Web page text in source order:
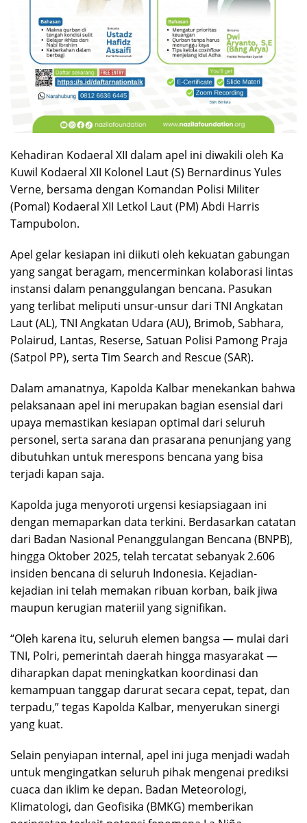
Kehadiran Kodaeral XII dalam apel ini diwakili oleh Ka
Kuwil Kodaeral XII Kolonel Laut (S) Bernardinus Yules
Verne, bersama dengan Komandan Polisi Militer
(Pomal) Kodaeral XII Letkol Laut (PM) Abdi Harris
Tampubolon.
Apel gelar kesiapan ini diikuti oleh kekuatan gabungan
yang sangat beragam, mencerminkan kolaborasi lintas
instansi dalam penanggulangan bencana. Pasukan
yang terlibat meliputi unsur-unsur dari TNI Angkatan
Laut (AL), TNI Angkatan Udara (AU), Brimob, Sabhara,
Polairud, Lantas, Reserse, Satuan Polisi Pamong Praja
(Satpol PP), serta Tim Search and Rescue (SAR).
Dalam amanatnya, Kapolda Kalbar menekankan bahwa
pelaksanaan apel ini merupakan bagian esensial dari
upaya memastikan kesiapan optimal dari seluruh
personel, serta sarana dan prasarana penunjang yang
dibutuhkan untuk merespons bencana yang bisa
terjadi kapan saja.
Kapolda juga menyoroti urgensi kesiapsiagaan ini
dengan memaparkan data terkini. Berdasarkan catatan
dari Badan Nasional Penanggulangan Bencana (BNPB),
hingga Oktober 2025, telah tercatat sebanyak 2.606
insiden bencana di seluruh Indonesia. Kejadian-
kejadian ini telah memakan ribuan korban, baik jiwa
maupun kerugian materiil yang signifikan.
“Oleh karena itu, seluruh elemen bangsa — mulai dari
TNI, Polri, pemerintah daerah hingga masyarakat —
diharapkan dapat meningkatkan koordinasi dan
kemampuan tanggap darurat secara cepat, tepat, dan
terpadu,” tegas Kapolda Kalbar, menyerukan sinergi
yang kuat.
Selain penyiapan internal, apel ini juga menjadi wadah
untuk mengingatkan seluruh pihak mengenai prediksi
cuaca dan iklim ke depan. Badan Meteorologi,
Klimatologi, dan Geofisika (BMKG) memberikan